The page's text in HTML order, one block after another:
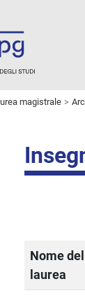
magistrale
Nome
laurea